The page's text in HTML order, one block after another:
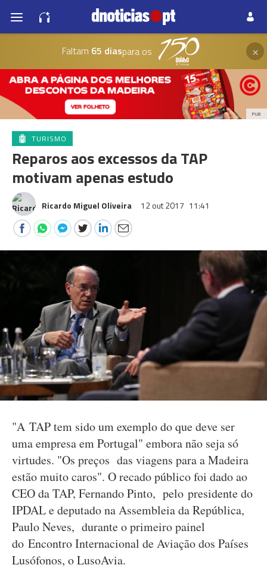
Faltam 65 diaspara os ×
PUB
TURISMO
Reparos aos excessos da TAP
motivam apenas estudo
Ricardo Miguel Oliveira 12 out 2017 11:41
"A TAP tem sido um exemplo do que deve ser
uma empresa em Portugal" embora não seja só
virtudes. "Os preços das viagens para a Madeira
estão muito caros". O recado público foi dado ao
CEO da TAP, Fernando Pinto, pelo presidente do
IPDAL e deputado na Assembleia da República,
Paulo Neves, durante o primeiro painel
do Encontro Internacional de Aviação dos Países
Lusófonos, o LusoAvia.